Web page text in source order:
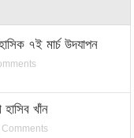
৭ই মার্চ উদযাপন
খাঁন
Comments